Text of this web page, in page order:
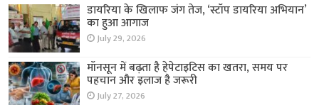
डायरिया के खिलाफ जंग तेज, ‘स्टॉप डायरिया अभियान’
का हुआ आगाज
July 29, 2026
मॉनसून में बढ़ता है हेपेटाइटिस का खतरा, समय पर
पहचान और इलाज है जरूरी
July 27, 2026